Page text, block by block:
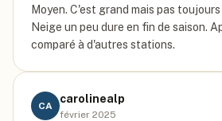
Moyen. C'est grand mais pas
Neige un peu dure en fin de saison.
comparé à d'autres stations.
CA
carolinealp
février 2025